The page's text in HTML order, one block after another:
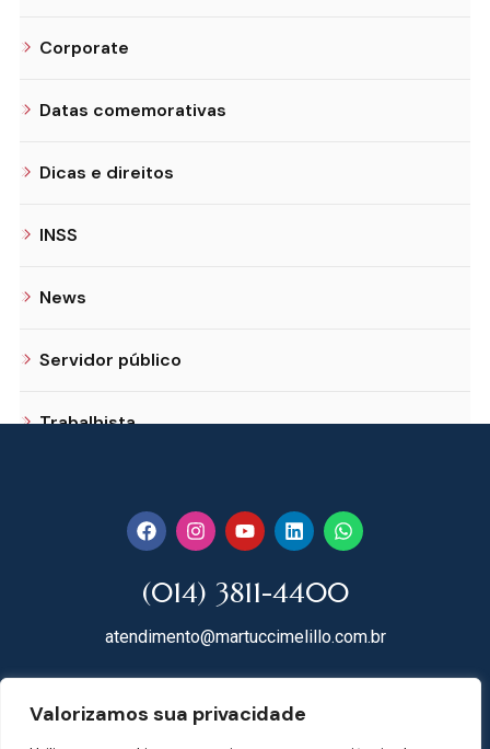
Valorizamos sua privacidade
Corporate
Datas comemorativas
Dicas e direitos
INSS
News
Servidor público
Trabalhista
(014) 3811-4400
atendimento@martuccimelillo.com.br
18602-091 Centro – Botucatu – SP